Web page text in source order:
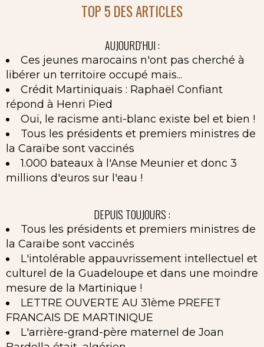
TOP 5 DES ARTICLES
AUJOURD'HUI :
Ces jeunes marocains n'ont pas cherché à
libérer un territoire occupé mais...
Crédit Martiniquais : Raphaël Confiant
répond à Henri Pied
Oui, le racisme anti-blanc existe bel et bien !
Tous les présidents et premiers ministres de
la Caraïbe sont vaccinés
1.000 bateaux à l'Anse Meunier et donc 3
millions d'euros sur l'eau !
DEPUIS TOUJOURS :
Tous les présidents et premiers ministres de
la Caraïbe sont vaccinés
L'intolérable appauvrissement intellectuel et
culturel de la Guadeloupe et dans une moindre
mesure de la Martinique !
LETTRE OUVERTE AU 31ème PREFET
FRANCAIS DE MARTINIQUE
L'arrière-grand-père maternel de Joan